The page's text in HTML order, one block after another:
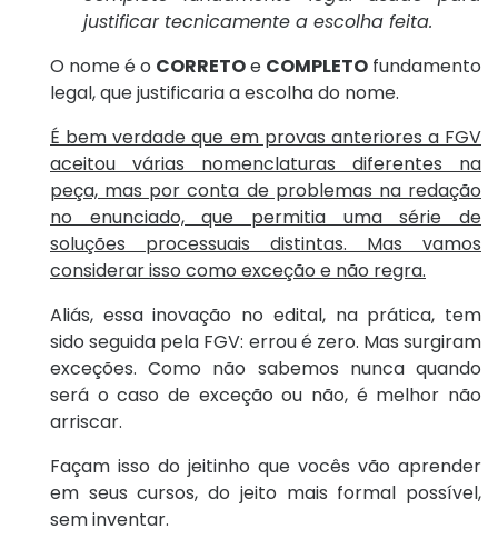
justificar tecnicamente a escolha feita.
O nome é o CORRETOe COMPLETO fundamento
legal, que justificaria a escolha do nome.
É bem verdade que em provas anteriores a FGV
aceitou várias nomenclaturas diferentes na
peça, mas por conta de problemas na redação
no enunciado, que permitia uma série de
soluções processuais distintas. Mas vamos
considerar isso como exceção e não regra.
Aliás, essa inovação no edital, na prática, tem
sido seguida pela FGV: errou é zero. Mas surgiram
exceções. Como não sabemos nunca quando
será o caso de exceção ou não, é melhor não
arriscar.
Façam isso do jeitinho que vocês vão aprender
em seus cursos, do jeito mais formal possível,
sem inventar.